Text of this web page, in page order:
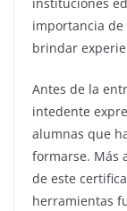
instituciones
importancia
brindar
Antes de la
intedente
alumnas que
formarse. Más
de este
herramientas